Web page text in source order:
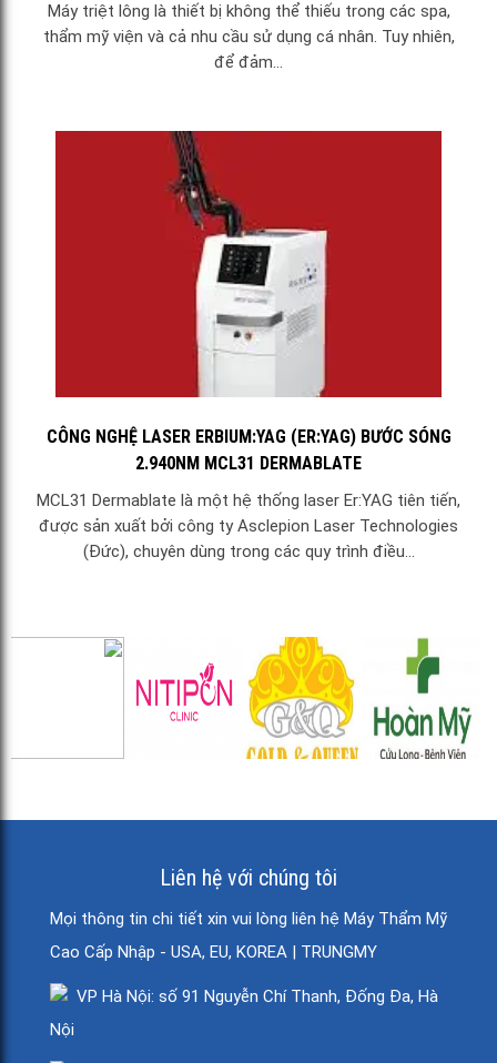
Máy triệt lông là thiết bị không thể thiếu trong các spa,
thẩm mỹ viện và cả nhu cầu sử dụng cá nhân. Tuy nhiên,
để đảm...
CÔNG NGHỆ LASER ERBIUM:YAG (ER:YAG) BƯỚC SÓNG
2.940NM MCL31 DERMABLATE
MCL31 Dermablate là một hệ thống laser Er:YAG tiên tiến,
được sản xuất bởi công ty Asclepion Laser Technologies
(Đức), chuyên dùng trong các quy trình điều...
Liên hệ với chúng tôi
Mọi thông tin chi tiết xin vui lòng liên hệ Máy Thẩm Mỹ
Cao Cấp Nhập - USA, EU, KOREA | TRUNGMY
VP Hà Nội: số 91 Nguyễn Chí Thanh, Đống Đa, Hà
Nội